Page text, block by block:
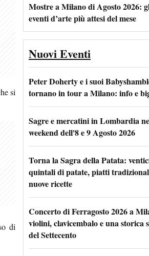
si
di
Mostre a Milano di Agosto 2026:
eventi d’arte più attesi del mese
Nuovi Eventi
Peter Doherty e i suoi
tornano in tour a Milano: info e
Sagre e mercatini in Lombardia
weekend dell'8 e 9 Agosto 2026
Torna la Sagra della Patata:
quintali di patate, piatti
nuove ricette
Concerto di Ferragosto 2026 a
violini, clavicembalo e una storica
del Settecento